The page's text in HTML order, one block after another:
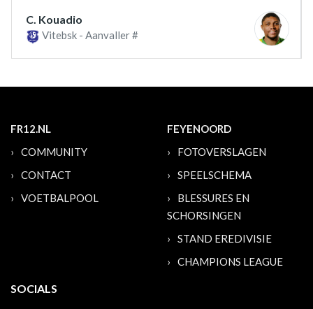
C. Kouadio
Vitebsk - Aanvaller #
FR12.NL
COMMUNITY
CONTACT
VOETBALPOOL
FEYENOORD
FOTOVERSLAGEN
SPEELSCHEMA
BLESSURES EN
SCHORSINGEN
STAND EREDIVISIE
CHAMPIONS LEAGUE
SOCIALS